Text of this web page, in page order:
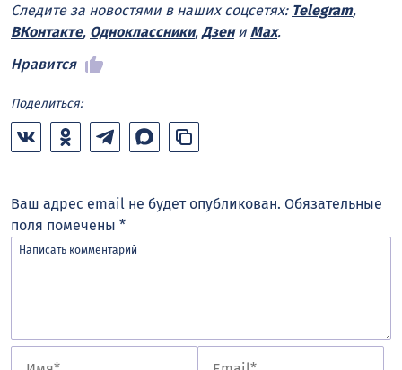
Следите за новостями в наших соцсетях: Telegram,
ВКонтакте, Одноклассники, Дзени Max.
Нравится
Поделиться:
Ваш адрес email не будет опубликован. Обязательные
поля помечены *